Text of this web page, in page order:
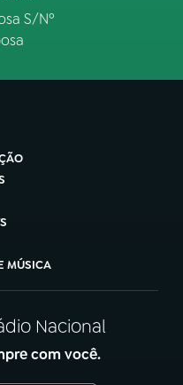
S/Nº
MÚSICA
Nacional
com você.